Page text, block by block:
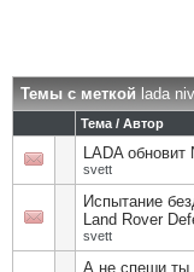
Темы с меткой lada
Тема / Автор
LADA обновит
svett
Испытание
Land Rover
svett
А не спеши ты